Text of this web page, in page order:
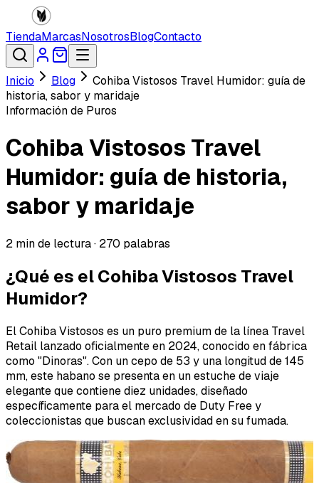
TiendaMarcasNosotrosBlogContacto
Inicio Blog
Cohiba Vistosos Travel Humidor: guía de
historia, sabor y maridaje
Información de Puros
Cohiba Vistosos Travel
Humidor: guía de historia,
sabor y maridaje
2 min de lectura · 270 palabras
¿Qué es el Cohiba Vistosos Travel
Humidor?
El Cohiba Vistosos es un puro premium de la línea Travel
Retail lanzado oficialmente en 2024, conocido en fábrica
como "Dinoras". Con un cepo de 53 y una longitud de 145
mm, este habano se presenta en un estuche de viaje
elegante que contiene diez unidades, diseñado
específicamente para el mercado de Duty Free y
coleccionistas que buscan exclusividad en su fumada.